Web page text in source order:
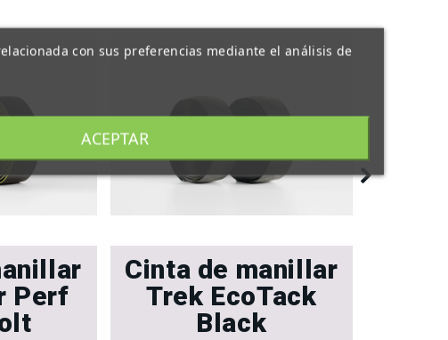
Perf
Cinta de manillar
Trek EcoTack
Black
con sus preferencias mediante el análisis de
ACEPTAR